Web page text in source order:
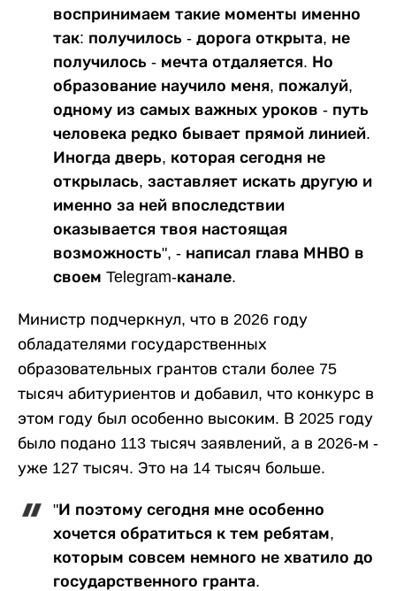
воспринимаем такие моменты именно
так: получилось - дорога открыта, не
получилось - мечта отдаляется. Но
образование научило меня, пожалуй,
одному из самых важных уроков - путь
человека редко бывает прямой линией.
Иногда дверь, которая сегодня не
открылась, заставляет искать другую и
именно за ней впоследствии
оказывается твоя настоящая
возможность", - написал глава МНВО в
своем Telegram-канале.
Министр подчеркнул, что в 2026 году
обладателями государственных
образовательных грантов стали более 75
тысяч абитуриентов и добавил, что конкурс в
этом году был особенно высоким. В 2025 году
было подано 113 тысяч заявлений, а в 2026-м -
уже 127 тысяч. Это на 14 тысяч больше.
"И поэтому сегодня мне особенно
хочется обратиться к тем ребятам,
которым совсем немного не хватило до
государственного гранта.